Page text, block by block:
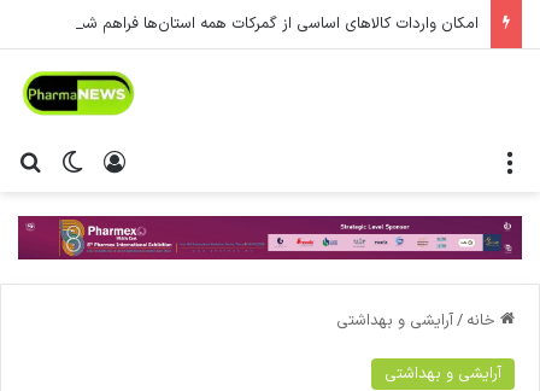
امکان واردات کالاهای اساسی از گمرکات همه استان‌ها فراهم شد.
تغییر ورود
خانه /آرایشی و بهداشتی
آرایشی و بهداشتی